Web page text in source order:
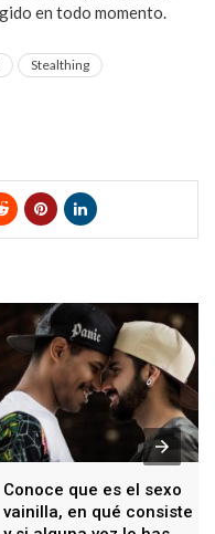
en todo momento.
Stealthing
Conoce que es el sexo
vainilla, en qué consiste